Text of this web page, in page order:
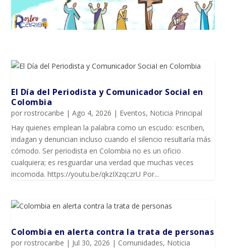
El Día del Periodista y Comunicador SociaI en
Colombia
porrostrocaribe |Ago 4, 2026 | Eventos, Noticia Principal
Hay quienes emplean la palabra como un escudo: escriben,
indagan y denuncian incluso cuando el silencio resultaría más
cómodo. Ser periodista en Colombia no es un oficio
cualquiera; es resguardar una verdad que muchas veces
incomoda. https://youtu.be/qkzIXzqczrU Por...
Colombia en alerta contra la trata de personas
porrostrocaribe | Jul 30, 2026 | Comunidades, Noticia